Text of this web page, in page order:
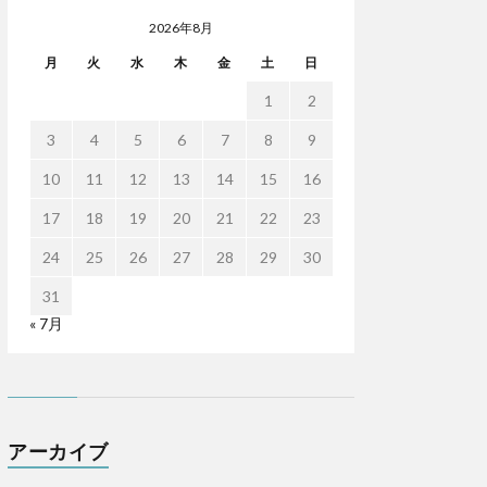
2026年8月
月 火 水 木 金 土 日
1 2
3 4 5 6 7 8 9
10 11 12 13 14 15 16
17 18 19 20 21 22 23
24 25 26 27 28 29 30
31
« 7月
アーカイブ